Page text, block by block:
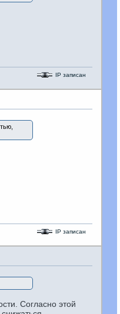
IP записан
IP записан
Согласно этой